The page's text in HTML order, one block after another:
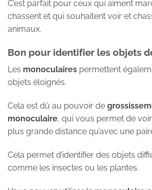
C’est parfait pour ceux qui aiment
chassent et qui souhaitent voir et
animaux.
Bon pour identifier les objets
Les monoculaires permettent
objets éloignés.
Cela est dû au pouvoir de
monoculaire, qui vous permet de
plus grande distance qu’avec une
Cela permet d’identifier des objets
comme les insectes ou les plantes.